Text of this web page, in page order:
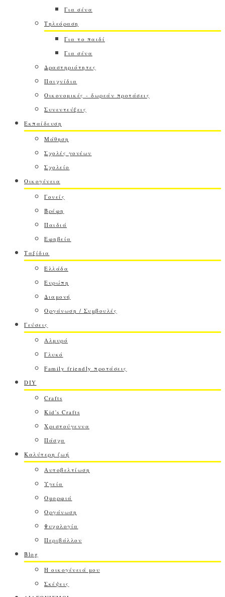
Για σένα
Τηλεόραση
Για το παιδί
Για σένα
Δραστηριότητες
Παιχνίδια
Οικονομικές - δωρεάν προτάσεις
Συνεντεύξεις
Εκπαίδευση
Μάθηση
Σχολές γονέων
Σχολείο
Οικογένεια
Γονείς
Βρέφη
Παιδιά
Εφηβεία
Ταξίδια
Ελλάδα
Ευρώπη
Διαμονή
Οργάνωση / Συμβουλές
Γεύσεις
Αλμυρό
Γλυκό
Family friendly προτάσεις
DIY
Crafts
Kid's Crafts
Χριστούγεννα
Πάσχα
Καλύτερη ζωή
Αυτοβελτίωση
Υγεία
Ομορφιά
Οργάνωση
Ψυχολογία
Περιβάλλον
Blog
Η οικογένειά μου
Σκέψεις